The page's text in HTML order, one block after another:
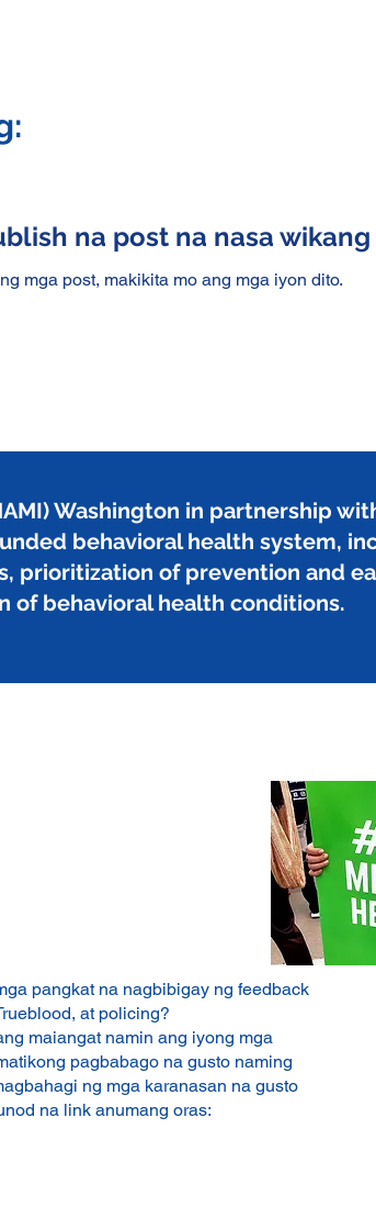
na post na nasa
mga post, makikita mo ang mga iyon dito.
Washington in partnership
behavioral health system,
prioritization of prevention and
of behavioral health conditions.
pangkat na nagbibigay ng feedback
at policing?
maiangat namin ang iyong mga
pagbabago na gusto naming
ng mga karanasan na gusto
na link anumang oras: